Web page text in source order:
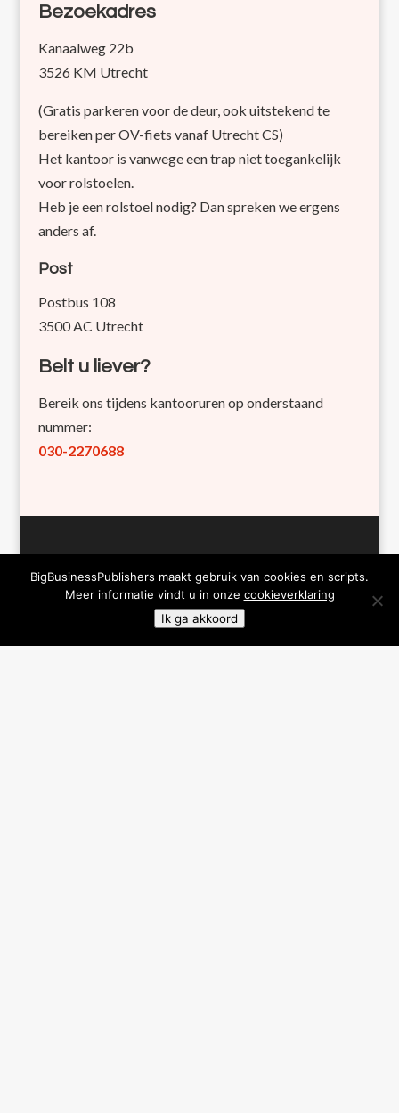
Bezoekadres
Kanaalweg 22b
3526 KM Utrecht
(Gratis parkeren voor de deur, ook uitstekend te
bereiken per OV-fiets vanaf Utrecht CS)
Het kantoor is vanwege een trap niet toegankelijk
voor rolstoelen.
Heb je een rolstoel nodig? Dan spreken we ergens
anders af.
Post
Postbus 108
3500 AC Utrecht
Belt u liever?
Bereik ons tijdens kantooruren op onderstaand
nummer:
030-2270688
Kanaalweg 22b
(Gratis parkeren voor de deur, ook uitstekend te
BigBusinessPublishers maakt gebruik van cookies en scripts.
Meer informatie vindt u in onze cookieverklaring
Ik ga akkoord